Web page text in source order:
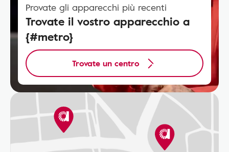
Provate gli apparecchi più recenti
Trovate il vostro apparecchio a
{#metro}
Trovate un centro